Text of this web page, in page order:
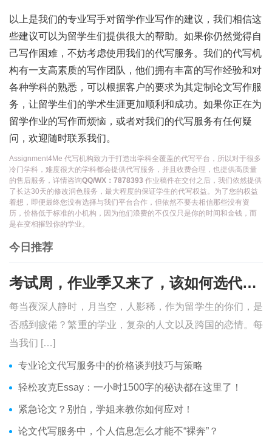
以上是我们的专业写手对留学作业写作的建议，我们相信这
些建议可以为留学生们提供很大的帮助。如果你仍然觉得自
己写作困难，不妨考虑使用我们的代写服务。我们的代写机
构有一支高素质的写作团队，他们拥有丰富的写作经验和对
各种学科的熟悉，可以根据客户的要求为其定制论文写作服
务，让留学生们的学术生涯更加顺利和成功。如果你正在为
留学作业的写作而烦恼，或者对我们的代写服务有任何疑
问，欢迎随时联系我们。
Assignment4Me 代写机构致力于打造出学科全覆盖的代写平台，所以对于很多
冷门学科，难度很大的学科都会提供代写服务，并且收费合理，也提供高质量
的售后服务，详情咨询QQ/WX：7878393 作业稿件在交付之后，我们依然提供
了长达30天的修改润色服务，最大程度的保证学生的代写权益。为了您的权益
着想，即便最终您没有选择与我们平台合作，但依然不要去相信那些没有资
历，价格低于标准的小机构，因为他们浪费的不仅仅只是你的时间和金钱，而
是在变相摧毁你的学业。
今日推荐
考试周，作业季又来了，该如何选代写？便宜的代写、代考会有哪些问题？
每当夜深人静时，月当空，人影稀，作为留学生的你们，是
否感到疲倦？繁重的学业，复杂的人文以及跨国的恋情。每
当我们 […]
专业论文代写服务中的价格谈判技巧与策略
轻松攻克Essay：一小时1500字的秘诀都在这里了！
紧急论文？别怕，学姐来教你如何应对！
论文代写服务中，个人信息怎么才能不“裸奔”？